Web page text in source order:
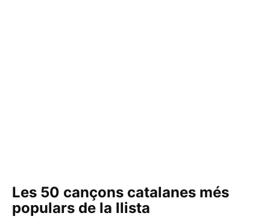
Les 50 cançons catalanes més
populars de la llista